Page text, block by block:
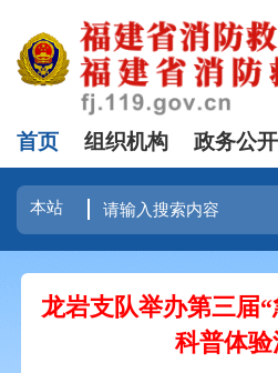
首页 组织机构 政务公开
龙岩支队举办第三届
科普体